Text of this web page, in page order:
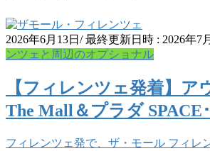
2026年6月13日 / 最終更新日時 : 2026年7
ンツェと周辺のオプショナル
【フィレンツェ発着】ア
The Mall＆プラダ SPACE
フィレンツェ発で、ザ・モール フィレ